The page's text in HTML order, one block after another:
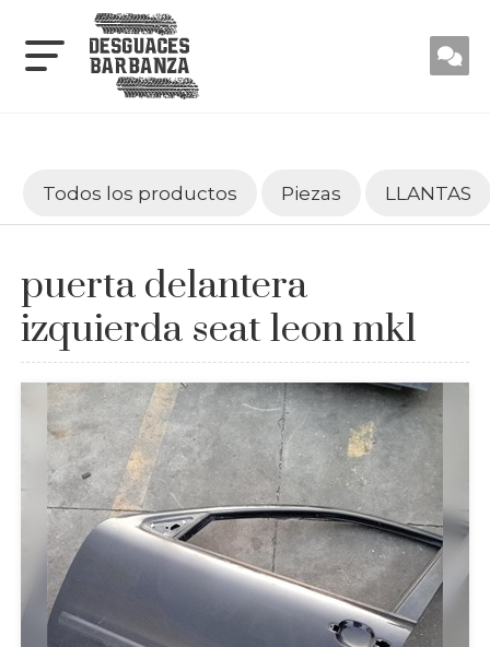
Todos los productos Piezas LLANTAS
puerta delantera
izquierda seat leon mk1